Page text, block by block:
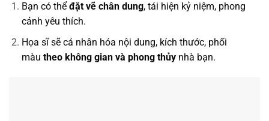
Bạn có thể đặt vẽ chân dung, tái hiện kỷ niệm, phong
cảnh yêu thích.
Họa sĩ sẽ cá nhân hóa nội dung, kích thước, phối
màu theo không gian và phong thủynhà bạn.